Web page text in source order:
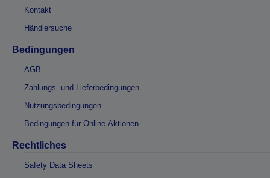
Kontakt
Händlersuche
Bedingungen
AGB
Zahlungs- und Lieferbedingungen
Nutzungsbedingungen
Bedingungen für Online-Aktionen
Rechtliches
Safety Data Sheets